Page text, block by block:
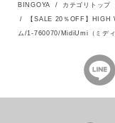
BINGOYA カテゴリトップ
【SALE 20％OFF】HIGH
ム/1-760070/MidiUmi（ミディ